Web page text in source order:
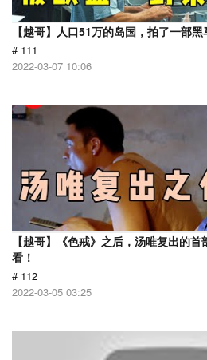
【越哥】人口51万的岛国，拍了一部
# 111
2022-03-07 10:06
【越哥】《色戒》之后，汤唯复出的
看！
# 112
2022-03-05 03:25